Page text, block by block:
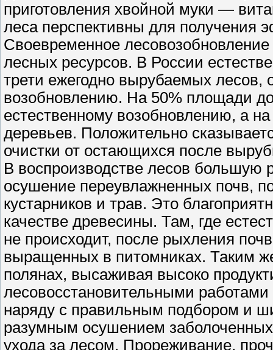
приготовления хвойной муки —
леса перспективны для получения
Своевременное
лесных ресурсов. В России
трети ежегодно вырубаемых
возобновлению. На 50% площади
естественному возобновлению, а
деревьев. Положительно
очистки от остающихся после
В воспроизводстве лесов большую
осушение переувлажненных почв,
кустарников и трав. Это
качестве древесины. Там, где
не происходит, после рыхления
выращенных в питомниках. Таким
полянах, высаживая высоко
лесовосстановительными
наряду с правильным подбором и
разумным осушением
ухода за лесом. Прореживание,